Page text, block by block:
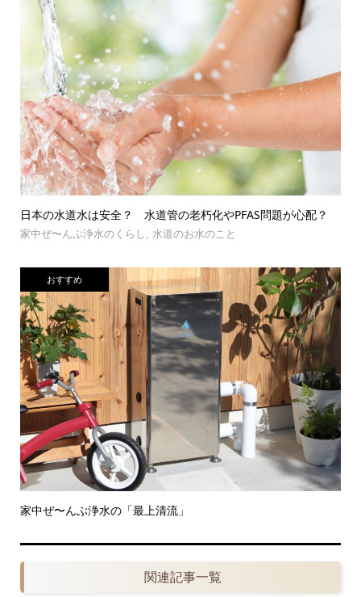
日本の水道水は安全？ 水道管の老朽化やPFAS問題が心配？
家中ぜ〜んぶ浄水のくらし 水道のお水のこと
おすすめ
家中ぜ〜んぶ浄水の「最上清流」
関連記事一覧